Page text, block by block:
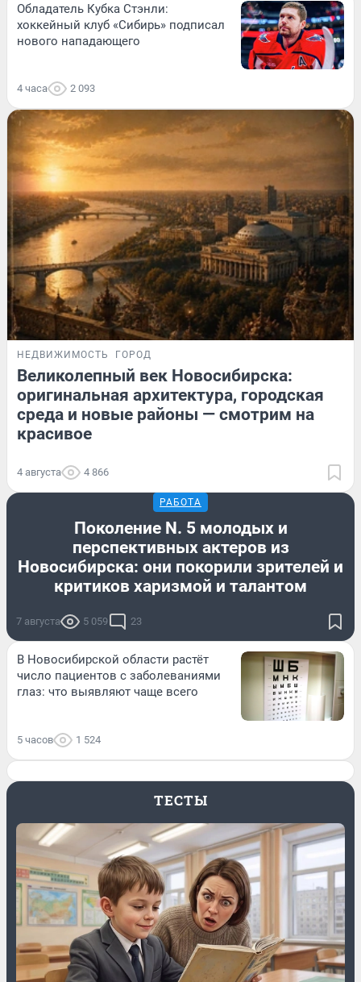
Обладатель Кубка Стэнли:
хоккейный клуб «Сибирь» подписал
нового нападающего
4 часа 2 093
НЕДВИЖИМОСТЬ ГОРОД
Великолепный век Новосибирска:
оригинальная архитектура, городская
среда и новые районы — смотрим на
красивое
4 августа 4 866
РАБОТА
Поколение N. 5 молодых и
перспективных актеров из
Новосибирска: они покорили зрителей и
критиков харизмой и талантом
7 августа 5 059 23
В Новосибирской области растёт
число пациентов с заболеваниями
глаз: что выявляют чаще всего
5 часов 1 524
ТЕСТЫ